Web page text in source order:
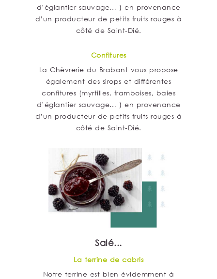
d’églantier sauvage… ) en provenance
d’un producteur de petits fruits rouges à
côté de Saint-Dié.
Confitures
La Chèvrerie du Brabant vous propose
également des sirops et différentes
confitures (myrtilles, framboises, baies
d’églantier sauvage… ) en provenance
d’un producteur de petits fruits rouges à
côté de Saint-Dié.
Salé...
La terrine de cabris
Notre terrine est bien évidemment à